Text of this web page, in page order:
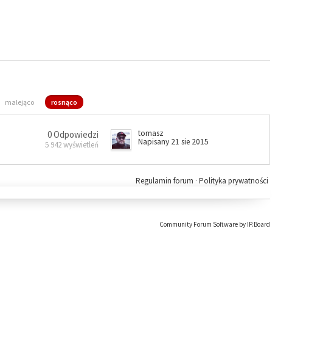
malejąco rosnąco
0 Odpowiedzi
5 942 wyświetleń
tomasz
Napisany 21 sie 2015
Polityka prywatności
Regulamin forum ·
Community Forum Software by IP.Board